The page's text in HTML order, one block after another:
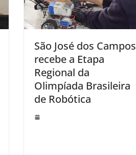
São José dos Campos
recebe a Etapa
Regional da
Olimpíada Brasileira
de Robótica